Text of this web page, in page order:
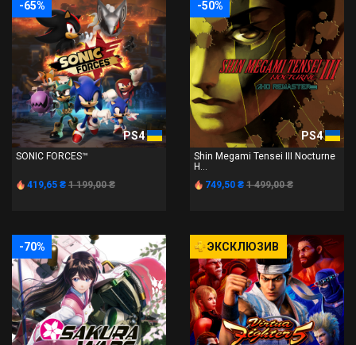
-65%
PS4
SONIC FORCES™
419,65 ₴ 1 199,00 ₴
-50%
PS4
Shin Megami Tensei III Nocturne
H...
749,50 ₴ 1 499,00 ₴
-70% ЭКСКЛЮЗИВ